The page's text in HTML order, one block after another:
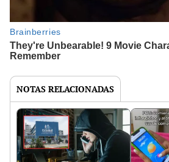
NOTAS RELACIONADAS